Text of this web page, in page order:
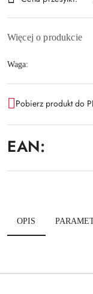
dostawa
Więcej o produkcie
Waga:
Pobierz produkt do
EAN:
OPIS